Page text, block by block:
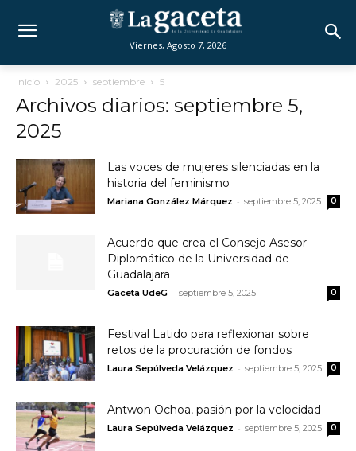
Viernes, Agosto 7, 2026
Inicio 2025 septiembre 5
Archivos diarios: septiembre 5,
2025
Las voces de mujeres silenciadas en la
historia del feminismo
Mariana González Márquez - septiembre 5, 2025 0
Acuerdo que crea el Consejo Asesor
Diplomático de la Universidad de
Guadalajara
Gaceta UdeG - septiembre 5, 2025 0
Festival Latido para reflexionar sobre
retos de la procuración de fondos
Laura Sepúlveda Velázquez - septiembre 5, 2025 0
Antwon Ochoa, pasión por la velocidad
Laura Sepúlveda Velázquez - septiembre 5, 2025 0